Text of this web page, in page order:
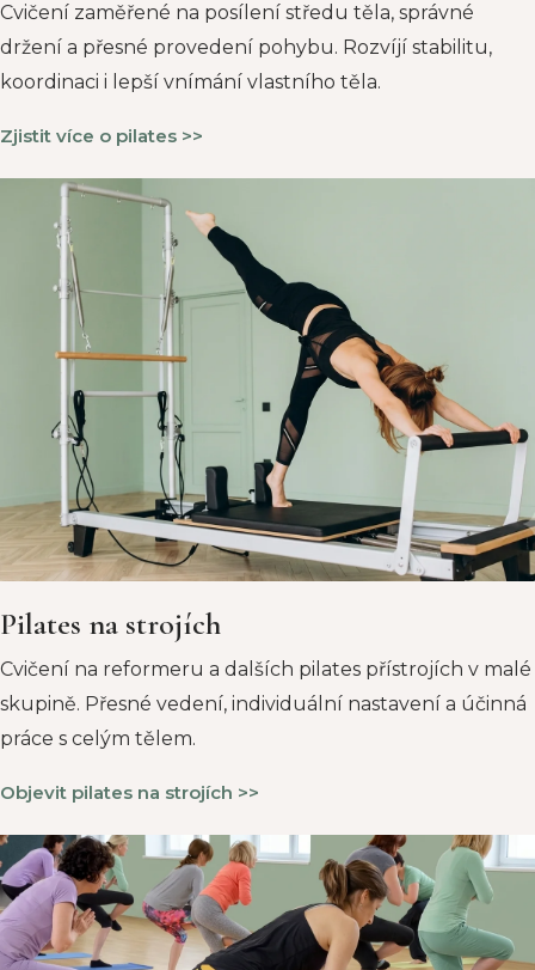
Cvičení zaměřené na posílení středu těla, správné
držení a přesné provedení pohybu. Rozvíjí stabilitu,
koordinaci i lepší vnímání vlastního těla.
Zjistit více o pilates >>
Pilates na strojích
Cvičení na reformeru a dalších pilates přístrojích v malé
skupině. Přesné vedení, individuální nastavení a účinná
práce s celým tělem.
Objevit pilates na strojích >>